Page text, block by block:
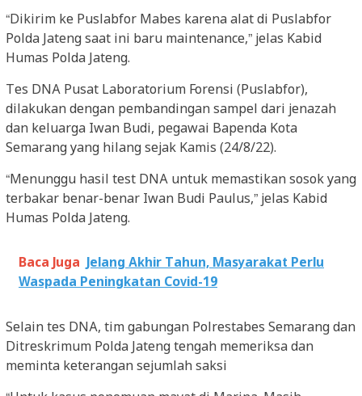
“Dikirim ke Puslabfor Mabes karena alat di Puslabfor
Polda Jateng saat ini baru maintenance,” jelas Kabid
Humas Polda Jateng.
Tes DNA Pusat Laboratorium Forensi (Puslabfor),
dilakukan dengan pembandingan sampel dari jenazah
dan keluarga Iwan Budi, pegawai Bapenda Kota
Semarang yang hilang sejak Kamis (24/8/22).
“Menunggu hasil test DNA untuk memastikan sosok yang
terbakar benar-benar Iwan Budi Paulus,” jelas Kabid
Humas Polda Jateng.
Baca Juga Jelang Akhir Tahun, Masyarakat Perlu
Waspada Peningkatan Covid-19
Selain tes DNA, tim gabungan Polrestabes Semarang dan
Ditreskrimum Polda Jateng tengah memeriksa dan
meminta keterangan sejumlah saksi